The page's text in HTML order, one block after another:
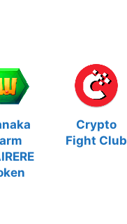
Crypto
Fight Club